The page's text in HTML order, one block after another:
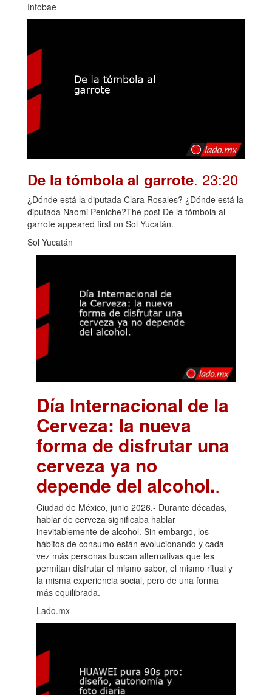
Infobae
De la tómbola al garrote. 23:20
¿Dónde está la diputada Clara Rosales? ¿Dónde está la
diputada Naomi Peniche?The post De la tómbola al
garrote appeared first on Sol Yucatán.
Sol Yucatán
Día Internacional de la
Cerveza: la nueva
forma de disfrutar una
cerveza ya no
depende del alcohol..
Ciudad de México, junio 2026.- Durante décadas,
hablar de cerveza significaba hablar
inevitablemente de alcohol. Sin embargo, los
hábitos de consumo están evolucionando y cada
vez más personas buscan alternativas que les
permitan disfrutar el mismo sabor, el mismo ritual y
la misma experiencia social, pero de una forma
más equilibrada.
Lado.mx